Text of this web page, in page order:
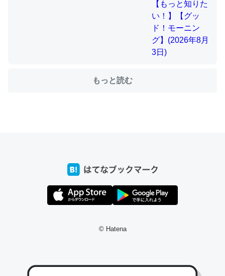
─たまにLINEするくらいだった遠方の父67歳と僕。ITツール導入で
コミュニケーションが劇的に変化した｜tayorini by LIFULL介護
たいなのでネット環境作ったけどAlexaしか使わないので
34
もっと読む
© Hatena